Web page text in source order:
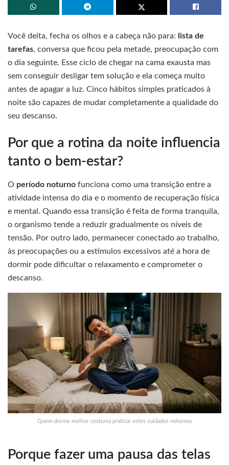
Você deita, fecha os olhos e a cabeça não para:
lista de
tarefas, conversa que ficou pela metade, preocupação com
o dia seguinte. Esse ciclo de chegar na cama exausta mas
sem conseguir desligar tem solução e ela começa muito
antes de apagar a luz. Cinco hábitos simples praticados à
noite são capazes de mudar completamente a qualidade do
seu descanso.
Por que a rotina da noite influencia
tanto o bem-estar?
O período noturno funciona como uma transição entre a
atividade intensa do dia e o momento de recuperação física
e mental. Quando essa transição é feita de forma tranquila,
o organismo tende a reduzir gradualmente os níveis de
tensão. Por outro lado, permanecer conectado ao trabalho,
às preocupações ou a estímulos excessivos até a hora de
dormir pode dificultar o relaxamento e comprometer o
descanso.
Quem dorme melhor costuma praticar estes cuidados noturnos
Porque fazer uma pausa das telas